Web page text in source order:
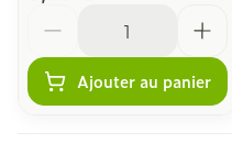
Ajouter au panier